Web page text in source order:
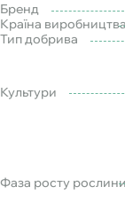
Бренд
Країна виробництва
Тип добрива
Культури
Фаза росту рослини